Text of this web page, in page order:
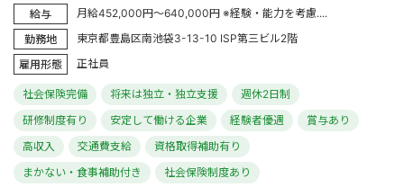
給与
月給452,000円～640,000円 ※経験・能力を考慮....
勤務地
東京都豊島区南池袋3-13-10 ISP第三ビル2階
雇用形態
正社員
社会保険完備 将来は独立・独立支援
週休2日制
研修制度有り
安定して働ける企業 経験者優遇
賞与あり
高収入
交通費支給
資格取得補助有り
まかない・食事補助付き
社会保険制度あり